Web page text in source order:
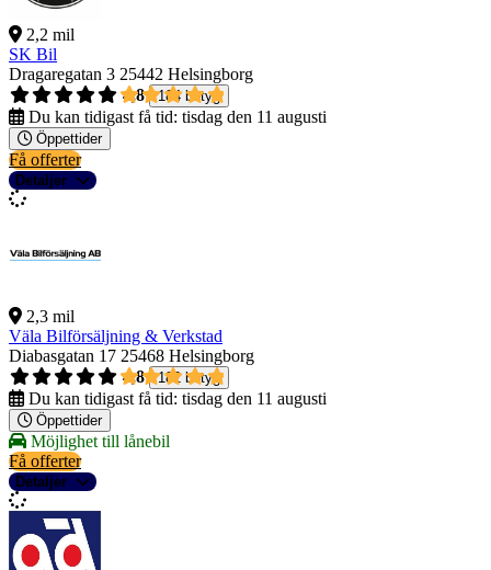
2,2 mil
SK Bil
Dragaregatan 3 25442 Helsingborg
4,8
184 betyg
Du kan tidigast få tid: tisdag den 11 augusti
Öppettider
Få offerter
Detaljer
2,3 mil
Väla Bilförsäljning & Verkstad
Diabasgatan 17 25468 Helsingborg
4,8
182 betyg
Du kan tidigast få tid: tisdag den 11 augusti
Öppettider
Möjlighet till lånebil
Få offerter
Detaljer